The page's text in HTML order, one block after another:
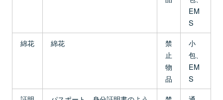
EM
S
綿花
綿花
禁
止
物
品
小
包、
EM
S